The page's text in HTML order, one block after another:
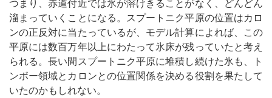
つまり、赤道付近では氷が溶けきることがなく、どんどん
溜まっていくことになる。スプートニク平原の位置はカロ
ンの正反対に当たっているが、モデル計算によれば、この
平原には数百万年以上にわたって氷床が残っていたと考え
られる。長い間スプートニク平原に堆積し続けた氷も、ト
ンボー領域とカロンとの位置関係を決める役割を果たして
いたのかもしれない。